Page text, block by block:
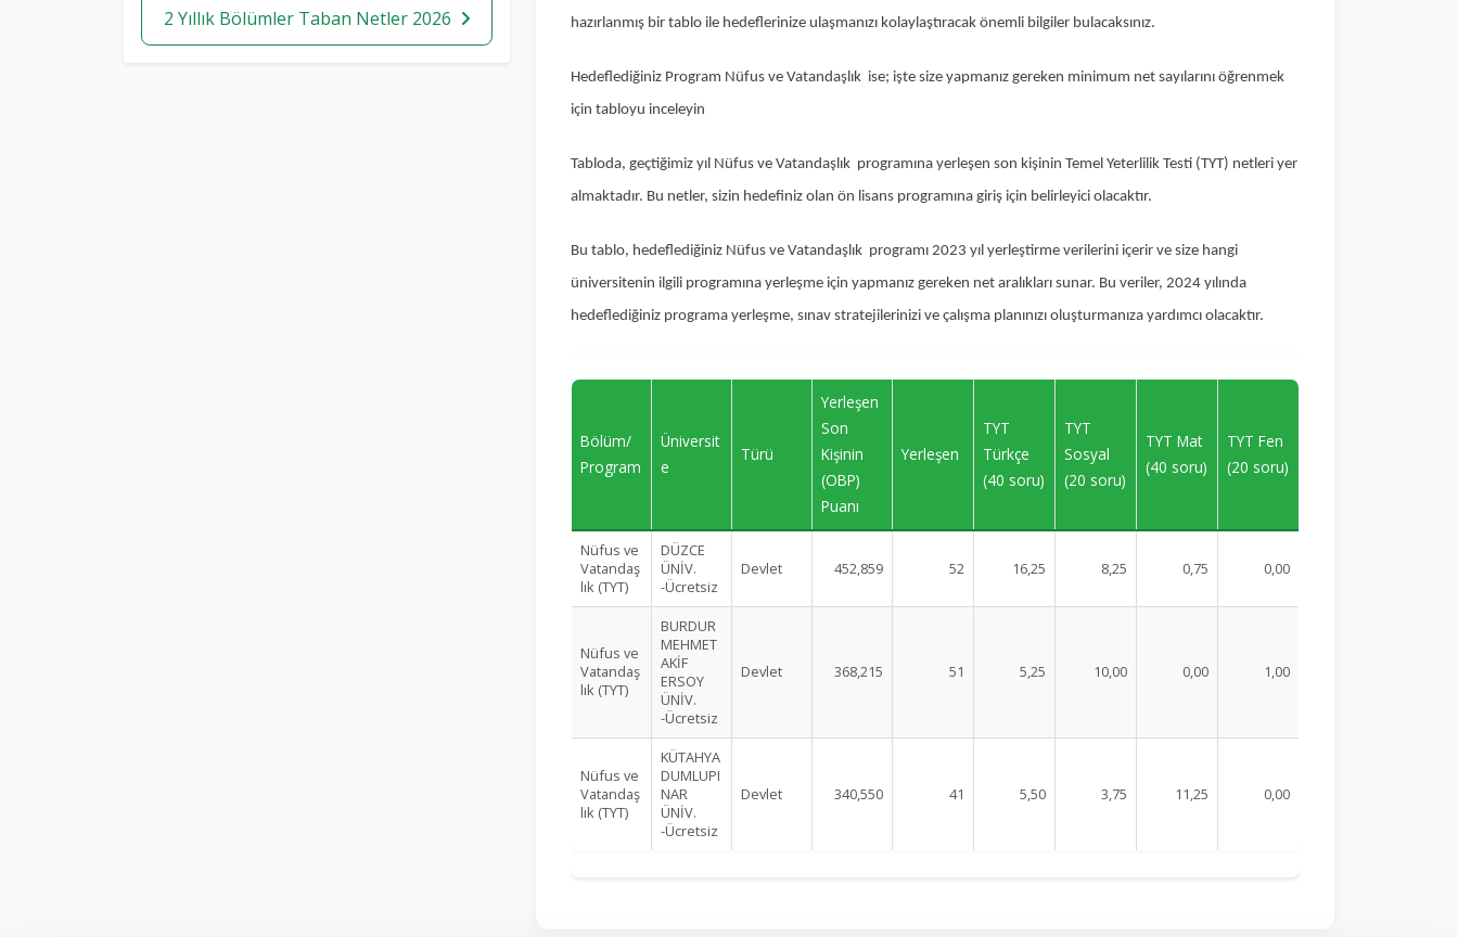
2 Yıllık Bölümler Taban Netler 2026
hazırlanmış bir tablo ile hedeflerinize ulaşmanızı kolaylaştıracak önemli bilgiler bulacaksınız.
Hedeflediğiniz Program Nüfus ve Vatandaşlık ise; işte size yapmanız gereken minimum net sayılarını öğrenmek
için tabloyu inceleyin
Tabloda, geçtiğimiz yıl Nüfus ve Vatandaşlık programına yerleşen son kişinin Temel Yeterlilik Testi (TYT) netleri yer
almaktadır. Bu netler, sizin hedefiniz olan ön lisans programına giriş için belirleyici olacaktır.
Bu tablo, hedeflediğiniz Nüfus ve Vatandaşlık programı 2023 yıl yerleştirme verilerini içerir ve size hangi
üniversitenin ilgili programına yerleşme için yapmanız gereken net aralıkları sunar. Bu veriler, 2024 yılında
hedeflediğiniz programa yerleşme, sınav stratejilerinizi ve çalışma planınızı oluşturmanıza yardımcı olacaktır.
Bölüm/
Program
Üniversit
e
Türü
Yerleşen
Son
Kişinin
(OBP)
Puanı
Yerleşen
TYT
Türkçe
(40 soru)
TYT
Sosyal
(20 soru)
TYT Mat
(40 soru)
TYT Fen
(20 soru)
Nüfus ve
Vatandaş
lık (TYT)
DÜZCE
ÜNİV.
-Ücretsiz
Devlet 452,859 52 16,25 8,25 0,75 0,00
Nüfus ve
Vatandaş
lık (TYT)
BURDUR
MEHMET
AKİF
ERSOY
ÜNİV.
-Ücretsiz
Devlet 368,215 51 5,25 10,00 0,00 1,00
Nüfus ve
Vatandaş
lık (TYT)
KÜTAHYA
DUMLUPI
NAR
ÜNİV.
-Ücretsiz
Devlet 340,550 41 5,50 3,75 11,25 0,00